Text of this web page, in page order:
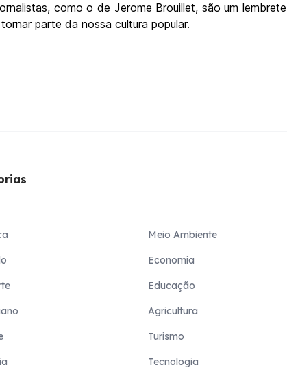
como o de Jerome Brouillet, são um lembrete
parte da nossa cultura popular.
Meio Ambiente
Economia
Educação
Agricultura
Turismo
Tecnologia